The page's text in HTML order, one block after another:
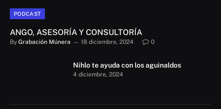
PODCAST
ANGO, ASESORÍA Y CONSULTORÍA
By Grabación Múnera 18 diciembre, 2024 0
Nihlo te ayuda con los aguinaldos
4 diciembre, 2024